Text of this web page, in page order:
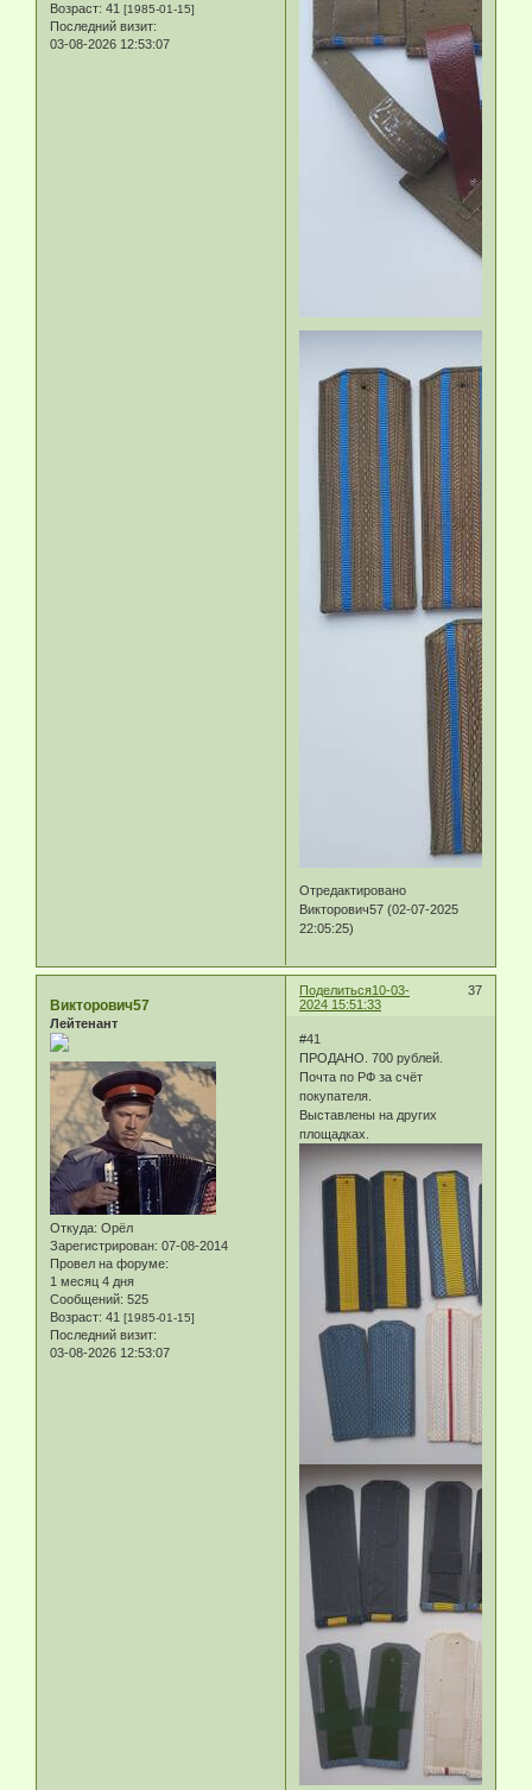
Возраст: 41 [1985-01-15]
Последний визит:
03-08-2026 12:53:07
Отредактировано
Викторович57 (02-07-2025
22:05:25)
Поделиться 37
10-03-
2024 15:51:33
Викторович57
Лейтенант
Откуда: Орёл
Зарегистрирован: 07-08-2014
Провел на форуме:
1 месяц 4 дня
Сообщений: 525
Возраст: 41 [1985-01-15]
Последний визит:
03-08-2026 12:53:07
#41
ПРОДАНО. 700 рублей.
Почта по РФ за счёт
покупателя.
Выставлены на других
площадках.